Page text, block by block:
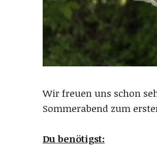
Wir freuen uns schon
Sommerabend zum
Du benötigst: